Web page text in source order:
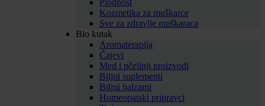
Plodnost
Kozmetika za muškarce
Sve za zdravlje muškaraca
Bio kutak
Aromaterapija
Čajevi
Med i pčelinji proizvodi
Biljni suplementi
Biljni balzami
Homeopatski pripravci